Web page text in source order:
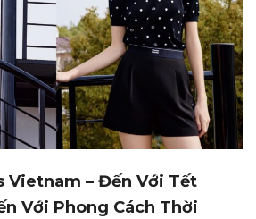
Vietnam – Đến Với Tết
Với Phong Cách Thời